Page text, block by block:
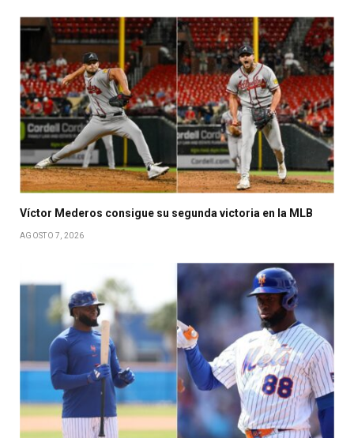
Víctor Mederos consigue su segunda victoria en la MLB
AGOSTO 7, 2026